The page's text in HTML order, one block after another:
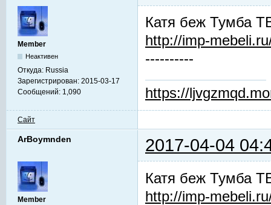
Member
Неактивен
Откуда: Russia
Зарегистрирован: 2015-03-17
Сообщений: 1,090
Катя беж Тумба
http://imp-
----------
https://
Сайт
ArBoymnden 2017-04-04
Member
Катя беж Тумба
http://imp-